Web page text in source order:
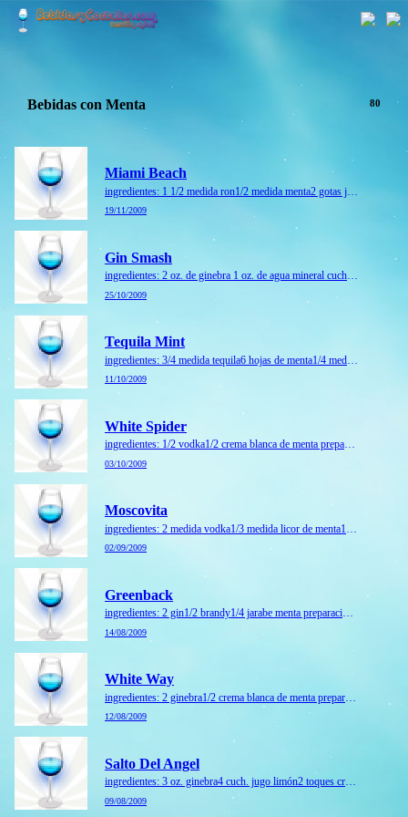
Bebidas con Menta 80
Miami Beach
ingredientes: 1 1/2 medida ron1/2 medida menta2 gotas jugo limón preparación: vierta todo en la coctelera con hielo. agite bien y cuele sobre una copa de coctel. ...
19/11/2009
Gin Smash
ingredientes: 2 oz. de ginebra 1 oz. de agua mineral cucharada de azucar de mesa ( puedes usar syrup) 4 hojas de menta limon...
25/10/2009
Tequila Mint
ingredientes: 3/4 medida tequila6 hojas de menta1/4 medida jugo de limón1 cuch. azúcar1/2 taza hielo picado preparación: mezcle todos los ingredientes en la batidora, durante 20 seg. si...
11/10/2009
White Spider
ingredientes: 1/2 vodka1/2 crema blanca de menta preparación: en una coctelera con hielo, mezclar ambos ingredientes, servir en una copa de coctel. ...
03/10/2009
Moscovita
ingredientes: 2 medida vodka1/3 medida licor de menta1/4 medida curaçao rojo preparación: vierta todo en una copa de coctel con hielo. decore con una guinda y ramitas de menta. ...
02/09/2009
Greenback
ingredientes: 2 gin1/2 brandy1/4 jarabe menta preparación: en coctelera con hielo. sirva en una copa de coctel previamente enfriada. ...
14/08/2009
White Way
ingredientes: 2 ginebra1/2 crema blanca de menta preparación: mezclar los ingredientes con hielo. servir en una copa de coctel. ...
12/08/2009
Salto Del Angel
ingredientes: 3 oz. ginebra4 cuch. jugo limón2 toques crema menta1 toque amargo angostura1 cereza preparación: mezclar todo en una batidora con hielo. servir en una copa de coctel y dec...
09/08/2009